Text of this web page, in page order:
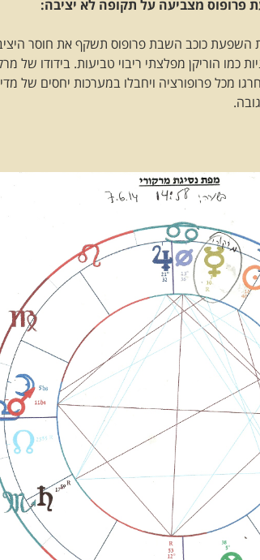
פרופוס מצביעה על תקופה לא יציבה:
כוכב השבת פרופוס תשקף את חוסר
כמו הוריקן מפלצתי ריבוי טביעות. בידודו של
מכל פרופורציה ויחבלו במערכות יחסים של